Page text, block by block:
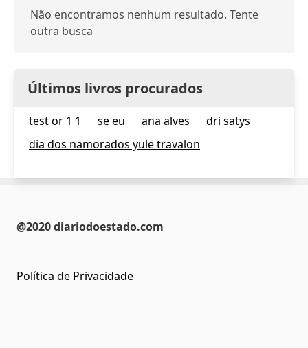
Não encontramos nenhum resultado. Tente
outra busca
Últimos livros procurados
test or 1 1 se eu ana alves
dri satys
dia dos namorados yule travalon
@2020 diariodoestado.com
Política de Privacidade